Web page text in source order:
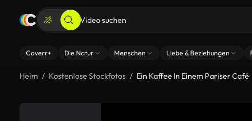
Coverr+ Die Natur Menschen Liebe & Beziehungen
Heim Kostenlose Stockfotos Ein Kaffee In Einem Pariser Café